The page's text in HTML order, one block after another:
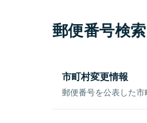
郵便番号検
市町村変更情報
郵便番号を公表した市